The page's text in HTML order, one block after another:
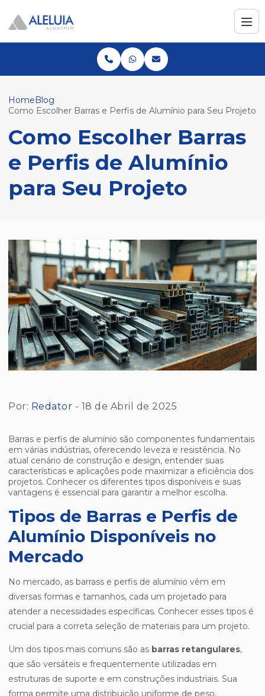
HomeBlog
Como Escolher Barras e Perfis de Alumínio para Seu Projeto
Como Escolher Barras
e Perfis de Alumínio
para Seu Projeto
Por: Redator - 18 de Abril de 2025
Barras e perfis de alumínio são componentes fundamentais
em várias indústrias, oferecendo leveza e resistência. No
atual cenário de construção e design, entender suas
características e aplicações pode maximizar a eficiência dos
projetos. Conhecer os diferentes tipos disponíveis e suas
vantagens é essencial para garantir a melhor escolha.
Tipos de Barras e Perfis de
Alumínio Disponíveis no
Mercado
No mercado, as barrass e perfis de alumínio vêm em
diversas formas e tamanhos, cada um projetado para
atender a necessidades específicas. Conhecer esses tipos é
crucial para a correta seleção de materiais para um projeto.
Um dos tipos mais comuns são as barras retangulares,
que são versáteis e frequentemente utilizadas em
estruturas de suporte e em construções industriais. Sua
forma permite uma distribuição uniforme de peso,